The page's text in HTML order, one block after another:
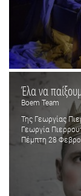
Έλα να
Boem Team
Της Γεωργίας
Γεωργία
Πέμπτη 28